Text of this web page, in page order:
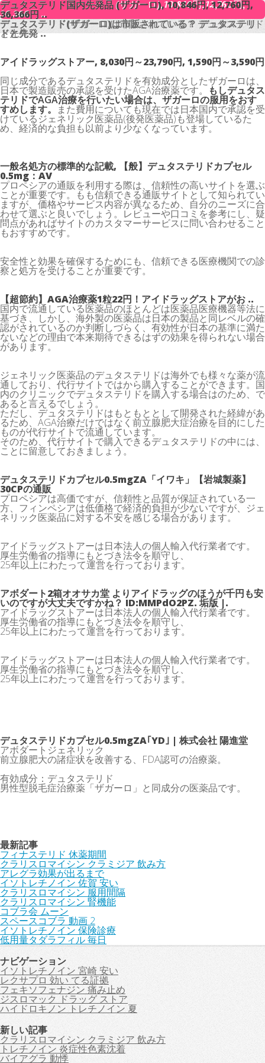
デュタステリド国内先発品 (ザガーロ), 10,846円, 12,760円,
36,366円 ..
デュタステリド(ザガーロ)は市販されている？ デュタステリ
ドと先発 ..
アイドラッグストアー, 8,030円～23,790円, 1,590円～3,590円
同じ成分であるデュタステリドを有効成分としたザガーロは、
日本で製造販売の承認を受けたAGA治療薬です。 もしデュタス
テリドでAGA治療を行いたい場合は、ザガーロの服用をおす
すめします。 また費用についても現在では日本国内で承認を受
けているジェネリック医薬品(後発医薬品)も登場しているた
め、経済的な負担も以前より少なくなっています。
一般名処方の標準的な記載, 【般】デュタステリドカプセル
0.5mg：AV
プロペシアの通販を利用する際は、信頼性の高いサイトを選ぶ
ことが重要です。もも信頼できる通販サイトとして知られてい
ますが、価格やサービス内容が異なるため、自分のニーズに合
わせて選ぶと良いでしょう。レビューや口コミを参考にし、疑
問点があればサイトのカスタマーサービスに問い合わせること
もおすすめです。
安全性と効果を確保するためにも、信頼できる医療機関での診
察と処方を受けることが重要です。
【超節約】AGA治療薬1粒22円！アイドラッグストアがお ..
国内で流通している医薬品のほとんどは医薬品医療機器等法に
基づき、しかし、海外製の医薬品は日本の製品と同レベルの確
認がされているのか判断しづらく、有効性が日本の基準に満た
ないなどの理由で本来期待できるはずの効果を得られない場合
があります。
ジェネリック医薬品のデュタステリドは海外でも様々な薬が流
通しており、代行サイトではから購入することができます。国
内のクリニックでデュタステリドを購入する場合はのため、で
あると言えるでしょう。
ただし、デュタステリドはもともととして開発された経緯があ
るため、AGA治療だけではなく前立腺肥大症治療を目的にした
ものが代行サイトで流通しています。
そのため、代行サイトで購入できるデュタステリドの中には、
ことに留意しておきましょう。
デュタステリドカプセル0.5mgZA「イワキ」【岩城製薬】
30CPの通販
プロペシアは高価ですが、信頼性と品質が保証されている一
方、フィンペシアは低価格で経済的負担が少ないですが、ジェ
ネリック医薬品に対する不安を感じる場合があります。
アイドラッグストアーは日本法人の個人輸入代行業者です。
厚生労働省の指導にもとづき法令を順守し、
25年以上にわたって運営を行っております。
アボダート2箱オオサカ堂 よりアイドラッグのほうが千円も安
いのですが大丈夫ですかね？ ID:MMPdO2PZ. 垢版 |.
アイドラッグストアーは日本法人の個人輸入代行業者です。
厚生労働省の指導にもとづき法令を順守し、
25年以上にわたって運営を行っております。
アイドラッグストアーは日本法人の個人輸入代行業者です。
厚生労働省の指導にもとづき法令を順守し、
25年以上にわたって運営を行っております。
デュタステリドカプセル0.5mgZA｢YD｣ | 株式会社 陽進堂
アボダートジェネリック
前立腺肥大の諸症状を改善する、FDA認可の治療薬。
有効成分：デュタステリド
男性型脱毛症治療薬「ザガーロ」と同成分の医薬品です。
最新記事
フィナステリド 休薬期間
クラリスロマイシン クラミジア 飲み方
アレグラ効果が出るまで
イソトレチノイン 佐賀 安い
クラリスロマイシン 服用間隔
クラリスロマイシン 腎機能
コブラ会 ムーン
スペースコブラ 動画 2
イソトレチノイン 保険診療
低用量タダラフィル 毎日
ナビゲーション
イソトレチノイン 宮崎 安い
レクサプロ 効い てる証拠
フェキソフェナジン 痛み止め
ジスロマック ドラッグ ストア
ハイドロキノン トレチノイン 夏
新しい記事
クラリスロマイシン クラミジア 飲み方
トレチノイン 炎症性色素沈着
バイアグラ 動悸
デュタステリド国内先発品 (ザガーロ), 10,846円, 12,760円,
36,366円 ..
デュタステリド(ザガーロ)は市販されている？ デュタステリド
と先発 ..